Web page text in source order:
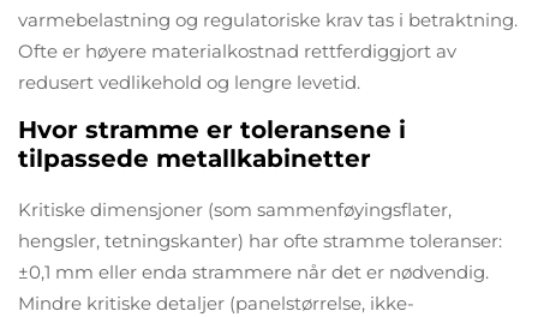
varmebelastning og regulatoriske krav tas i betraktning.
Ofte er høyere materialkostnad rettferdiggjort av
redusert vedlikehold og lengre levetid.
Hvor stramme er toleransene i
tilpassede metallkabinetter
Kritiske dimensjoner (som sammenføyingsflater,
hengsler, tetningskanter) har ofte stramme toleranser:
±0,1 mm eller enda strammere når det er nødvendig.
Mindre kritiske detaljer (panelstørrelse, ikke-